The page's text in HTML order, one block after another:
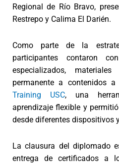
Regional de Río Bravo,
Restrepo y Calima El Darién.
Como parte de la
participantes contaron
especializados,
permanente a contenidos
Training USC, una
aprendizaje flexible y
desde diferentes dispositivos
La clausura del diplomado
entrega de certificados a